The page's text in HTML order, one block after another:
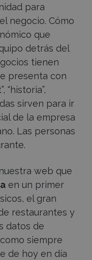
para
negocio. Cómo
que
detrás del
tienen
presenta con
“historia”,
sirven para ir
de la empresa
Las personas
web que
en un primer
el gran
restaurantes y
datos de
siempre
de hoy en día